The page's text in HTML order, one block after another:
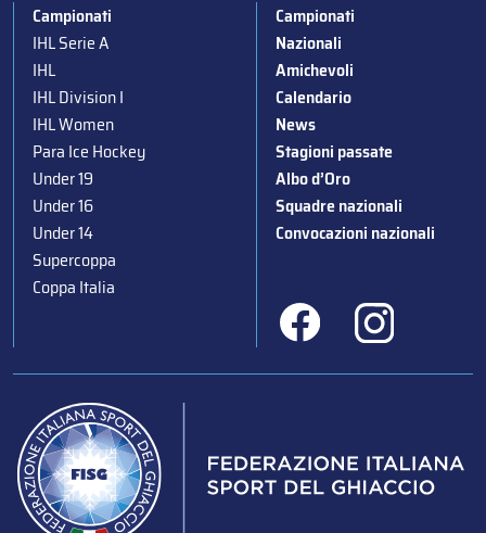
Campionati
IHL Serie A
IHL
IHL Division I
IHL Women
Para Ice Hockey
Under 19
Under 16
Under 14
Supercoppa
Coppa Italia
Campionati
Nazionali
Amichevoli
Calendario
News
Stagioni passate
Albo d’Oro
Squadre nazionali
Convocazioni nazionali